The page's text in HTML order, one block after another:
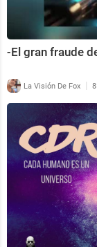
-El gran fraude
La Visión De Fox |